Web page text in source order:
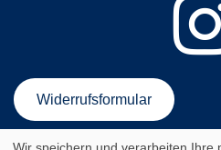
Widerrufsformular